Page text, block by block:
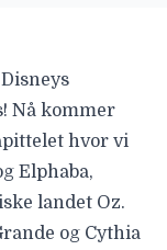
Nå kommer
hvor vi
Elphaba,
landet Oz.
og Cythia